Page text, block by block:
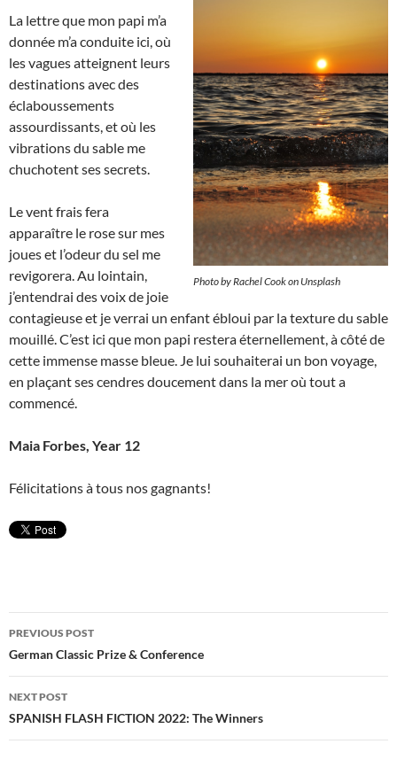
Photo by Rachel Cook on Unsplash
La lettre que mon papi m’a
donnée m’a conduite ici, où
les vagues atteignent leurs
destinations avec des
éclaboussements
assourdissants, et où les
vibrations du sable me
chuchotent ses secrets.
Le vent frais fera
apparaître le rose sur mes
joues et l’odeur du sel me
revigorera. Au lointain,
j’entendrai des voix de joie
contagieuse et je verrai un enfant ébloui par la texture du sable
mouillé. C’est ici que mon papi restera éternellement, à côté de
cette immense masse bleue. Je lui souhaiterai un bon voyage,
en plaçant ses cendres doucement dans la mer où tout a
commencé.
Maia Forbes, Year 12
Félicitations à tous nos gagnants!
Post
navigation
PREVIOUS POST
German Classic Prize & Conference
NEXT POST
SPANISH FLASH FICTION 2022: The Winners